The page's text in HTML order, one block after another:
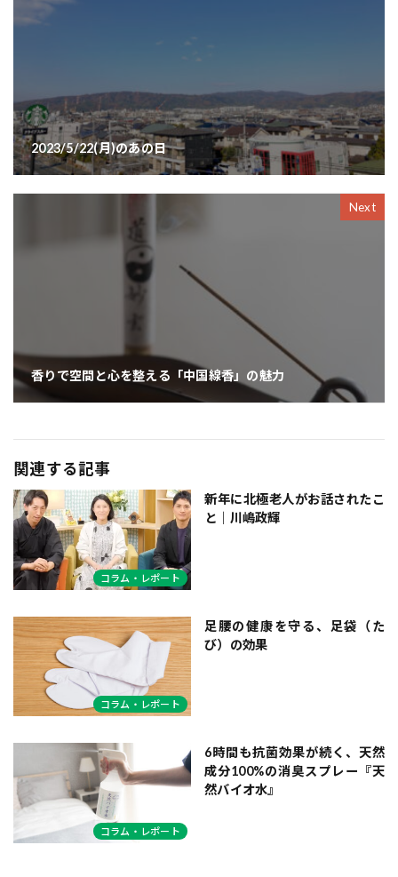
2023/5/22(月)のあの日
Next
香りで空間と心を整える「中国線香」の魅力
関連する記事
コラム・レポート
新年に北極老人がお話されたこ
と｜川嶋政輝
コラム・レポート
足腰の健康を守る、足袋（た
び）の効果
コラム・レポート
6時間も抗菌効果が続く、天然
成分100%の消臭スプレー『天
然バイオ水』